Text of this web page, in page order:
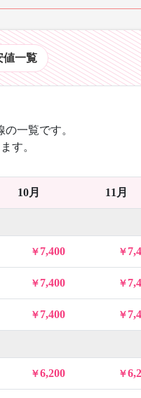
値一覧
一覧です。
す。
10月 11月
7,400
7,400
7,400
6,200